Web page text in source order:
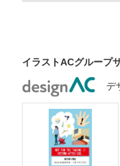
イラストACグループ
デ